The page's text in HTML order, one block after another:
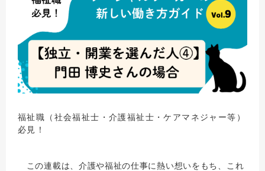
福祉職（社会福祉士・介護福祉士・ケアマネジャー等）
必見！
この連載は、介護や福祉の仕事に熱い想いをもち、これ